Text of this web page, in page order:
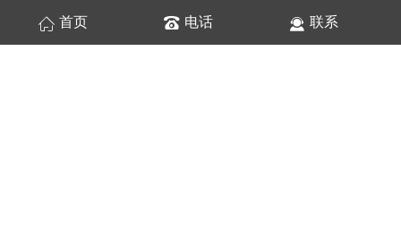
用途：使用于汽车配件仓库、生产装配线、维修车间、各类产
品的配送中心
首页 电话 联系